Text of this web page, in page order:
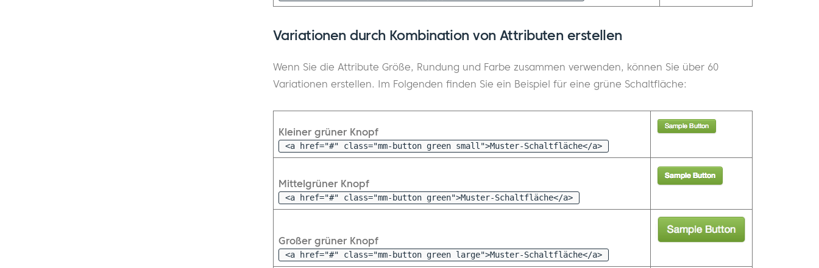
Variationen durch Kombination von Attributen erstellen
Wenn Sie die Attribute Größe, Rundung und Farbe zusammen verwenden, können Sie über 60
Variationen erstellen. Im Folgenden finden Sie ein Beispiel für eine grüne Schaltfläche:
Kleiner grüner Knopf
<a href="#" class="mm-button green small">Muster-Schaltfläche</a>
Mittelgrüner Knopf
<a href="#" class="mm-button green">Muster-Schaltfläche</a>
Großer grüner Knopf
<a href="#" class="mm-button green large">Muster-Schaltfläche</a>